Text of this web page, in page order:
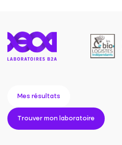
Mes résultats
Trouver mon laboratoire